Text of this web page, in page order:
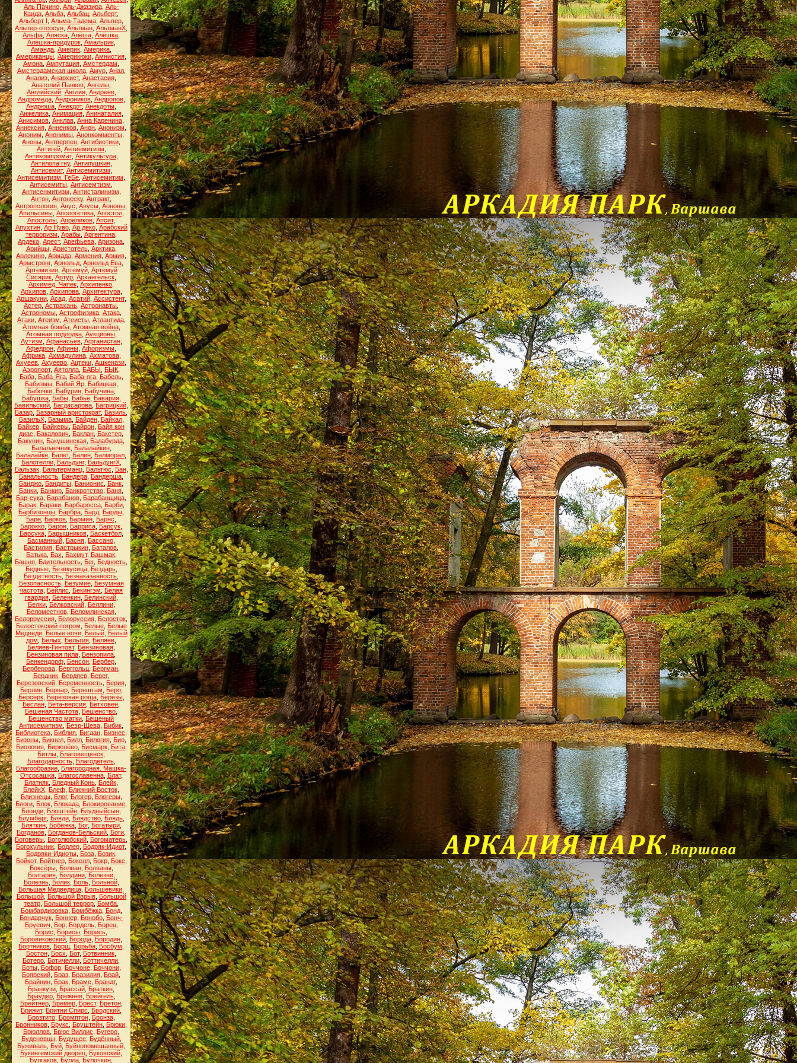
Аль Пачино, Аль-Джазира, Аль-
Каида Альба Альбац Альберт,
Альберт I Альма-Тадема Альпер
Альпер-отсосун Альтман АльтманХ
Альфа Аляска Алёша Алёшка
Алёшка-придурок, Амальрик,
Аманда Америк Америка
Американцы Америкюки Амнистия
Амона Ампутация Амстердам
Амстердамская школа, Амур, Анал,
Анализ Анархист, Анастасия
Анатолий Панков Ангелы
Английский, Англия, Андреев,
Андромеда, Андроников, Андропов,
Андрюша Анекдот, Анекдоты
Анжелика, Анимация, Анинаталия,
Анисимов Анклав Анна Каренина
Аннексия Анненков Анон Анонизм
Аноним Анонимы Анонкомменты
Аноны Антверпен Антибиотики
Антигей, Антиемитизм
Антикомпромат, Антикультура,
Антилопа гну, Антипушкин,
Антисемит, Антисемитизм
Антисемитизм. ГеБе Антисемитим
Антисемиты Антисемтизм
Антисенмитизм Антисталинизм
Антон Антонеску, Антракт,
Антропология Анус Анусы Аононы
Апельсины, Апологетика, Апостол,
Апостолы Апреликов Апсит,
Апухтин, Ар Нуво, Ар деко, Арабский
терроризм Арабы Аргентина
Ардеко Арест, Арефьева Аризона
Арийцы, Аристотель, Арктика,
Арлекино Армада Армения Армия
Армстронг, Арнольд Арнольд Ева
Артемизия, Артемуй, Артемуй
Сисярик Артур Архангельск
Архимед. Чапек Архипенко
Архипов, Архипова, Архитектура,
Аршакуни, Асад, Асатий, Ассистент,
Астер Астрахань Астронавты
Астрономы, Астрофизика, Атака,
Атаки, Атеизм Атеисты, Атлантида,
Атомная бомба, Атомная война,
Атомная подлодка, Аукционы,
Аутизм Афанасьев, Афганистан,
Афедрон Афины Афоризмы
Африка, Ахмадулина, Ахматова,
Ахуеев Ахуеево Ацтеки Ашкенази
Аэропорт, Аятолла БАБЫ БЫК
Баба, Баба-Яга, Баба-яга, Бабель,
Бабизмы, Бабий Яр, Бабицкая,
Бабочки, Бабурин, Бабучина,
Бабушка, Бабы, Бабьё, Бавария,
Бавильский Багдасарова Багрицкий
Базар Базарный аристократ, Базиль
БазильХ, Базыма, Байден, Байкал,
Байкер Байкеры Байрон Байя кон
диас
Бакалович Баклан Бакстер
Бакунин Бакушинская Балабурда
Балалаечник, Балалайкин,
Балалайкн Балет, Балин Балморал
Балотелли, Бальдунг, БальдунгХ,
Бальзак, Бальтерманц, Бальтюс Бан,
Банальность Бандера Бандерша
Банджо Бандиты Банионис Банк
Банки Банкир Банкротство Баня
Бар-сука Барабанов Барабанщица
Барак, Бараки, Барбаросса, Барби,
Барбизонцы Барбра Бард Барды
Баре Барков Бармин Барнс
Барокко Барон Барриса Барсук
Барсука, Барышников, Баскетбол,
Басманный Басня Бассано
Бастилия Бастрыкин Баталов
Батька, Бах Бахмут, Башмак,
Башня Бдительность Бег, Бедность
Бедные, Безвкусица, Бездарь,
Бездетность Безнаказанность
Безопасность, Безумие, Безумная
частота Бейлис Бекингэм
Белая
гвардия, Беленкин, Белинский,
Белки, Белковский, Беллини,
Беломестнов, Беломлинская,
Белорруссия Белоруссия Белосток
Белостокский погром
Белые, Белые
Медведи, Белые ночи, Белый, Белый
дом
Белых Бельгия Беляев
Беляев-Гинтовт, Бензиновая
Бензиновая пила Бензопила
Бенкендорф Бенсон Бербер
Берберова Берггольц Бергман
Бердник Бердяев Берег,
Березовский, Беременность, Берия,
Берлин, Бернар, Бернштам Беро,
Берсерк, Берёзовая роща, Берёзы,
Беслан Бета-версия Бетховен
Бешеная Частота Бешенство
Бешенство матки Бешеный
Антисемитизм
Беэр-Шева Бибик
Библиотека Библия Бигдан Бизнес
Бизоны Бикнел Билл Билогия Био
Биология, Бирюлёво, Бисмарк, Бита,
Битлы Благовещенск
Благодарность, Благодетель,
Благообразие Благородная. Машка-
Отсосашка, Благославенна, Блат,
Блатняк Бледный Конь Блейк
БлейкХ Блеф Ближний Восток
Близнецы, Блог, Блогер, Блогеры,
Блоги Блок Блокада Блокирование
Блонди Блоштейн Блудныйсын
Блумберг, Бляди, Блядство, Блядь,
Бляткин, Бобёжка, Бог, Богатыри,
Богданов Богданов-Бельский Боги
Боговеры Боголюбский Богоматерь
Богохульник Бодлер Бодряк-Идиот,
Бодряки-Идиоты, Боза, Бозик,
Бойкот, Бойтнер, Боколл, Бокр, Бокс
Боксёры, Болван, Болваны,
Болгария, Болдини, Болезни,
Болезнь, Болик, Боль, Больной,
Большая Медведица Большевики
Большой, Большой Взрыв, Большой
театр Большой террор Бомба
Бомбардировка, Бомбёжка, Бонд,
Бондарчук, Боннер, Бонобо, Бонч-
Бруевич
Бор, Бордель, Борец,
Борис
Борисы Борись
Боровиковский Борода Бородин
Бортников Борщ Борьба Босбум
Бостон Босх Бот, Ботвинник
Ботеро Ботичелли Боттичелли
Боты, Бофор, Боччоне, Боччони,
Боярский Браз Бразилия Брай
Брайнин Брак Брамс Брандт,
Бранкузи Брассай Браткин
Браудер, Брежнев, Брейгель,
Брейтнер, Бремер, Брест, Бретон,
Брижит, Бритни Спирс Бродский
Брозтито, Бромптон, Бронза,
Бронников Брукс Бруштейн Брюки
Брюллов Брюс Виллис Бугеро
Буденовцы, Будущее, Будённый,
Буживаль Буй Буйнопомешанный
Букингемский дворец Буковский
Булгаков Булла Булочкин